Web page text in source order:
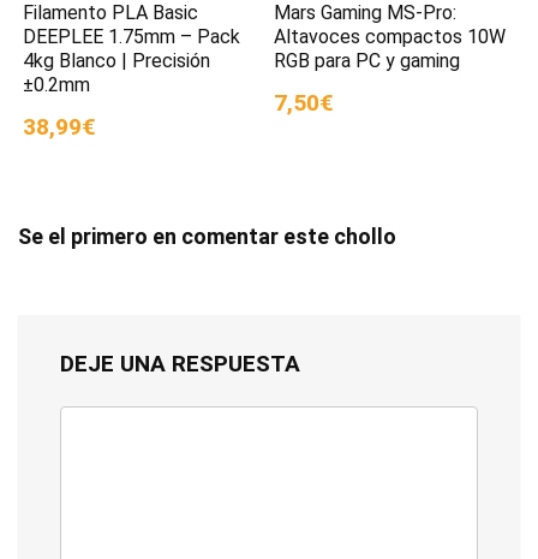
Filamento PLA Basic
DEEPLEE 1.75mm – Pack
4kg Blanco | Precisión
±0.2mm
38,99€
Mars Gaming MS-Pro:
Altavoces compactos 10W
RGB para PC y gaming
7,50€
Se el primero en comentar este chollo
DEJE UNA RESPUESTA